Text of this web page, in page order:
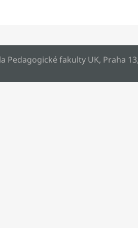
Pedagogické fakulty UK, Praha